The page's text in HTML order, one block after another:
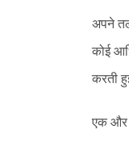
अपने
कोई
करती
एक और